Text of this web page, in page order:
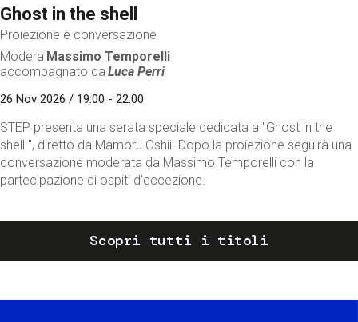
Ghost in the shell
Proiezione e conversazione
Modera Massimo Temporelli
accompagnato da Luca Perri
26 Nov 2026 / 19:00 - 22:00
STEP presenta una serata speciale dedicata a "Ghost in the
shell ", diretto da Mamoru Oshii. Dopo la proiezione seguirà una
conversazione moderata da Massimo Temporelli con la
partecipazione di ospiti d'eccezione.
Scopri tutti i titoli